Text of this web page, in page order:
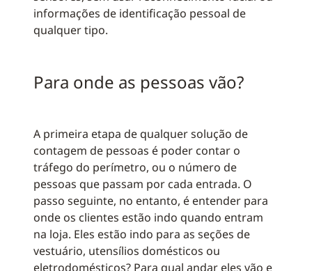
informações de identificação pessoal de
qualquer tipo.
Para onde as pessoas vão?
A primeira etapa de qualquer solução de
contagem de pessoas é poder contar o
tráfego do perímetro, ou o número de
pessoas que passam por cada entrada. O
passo seguinte, no entanto, é entender para
onde os clientes estão indo quando entram
na loja. Eles estão indo para as seções de
vestuário, utensílios domésticos ou
eletrodomésticos? Para qual andar eles vão e